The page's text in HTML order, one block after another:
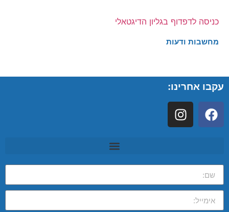
כניסה לדפדוף בגליון הדיגטאלי
מחשבות ודעות
עקבו אחרינו: